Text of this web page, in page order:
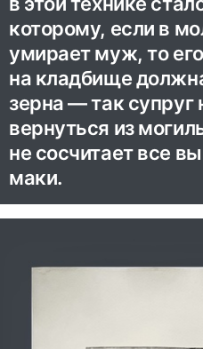
которому, если в
умирает муж, то
на кладбище
зерна — так
вернуться из
не сосчитает все
маки.